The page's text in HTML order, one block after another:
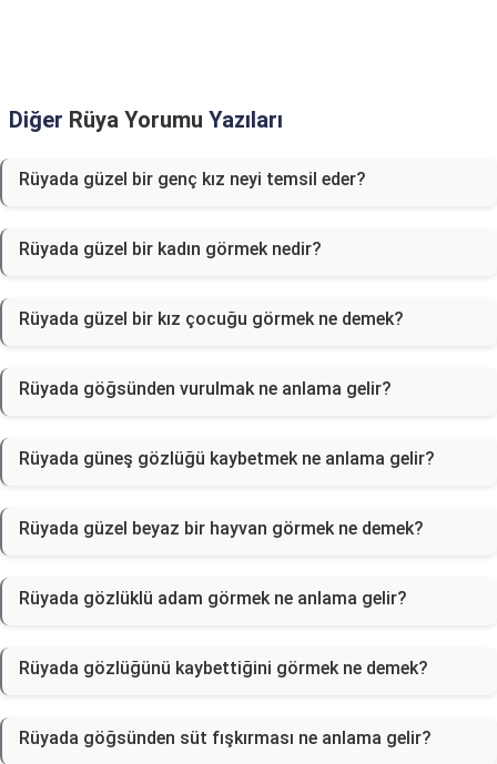
Diğer Rüya Yorumu Yazıları
Rüyada güzel bir genç kız neyi temsil eder?
Rüyada güzel bir kadın görmek nedir?
Rüyada güzel bir kız çocuğu görmek ne demek?
Rüyada göğsünden vurulmak ne anlama gelir?
Rüyada güneş gözlüğü kaybetmek ne anlama gelir?
Rüyada güzel beyaz bir hayvan görmek ne demek?
Rüyada gözlüklü adam görmek ne anlama gelir?
Rüyada gözlüğünü kaybettiğini görmek ne demek?
Rüyada göğsünden süt fışkırması ne anlama gelir?